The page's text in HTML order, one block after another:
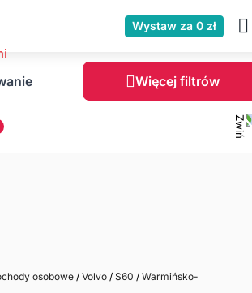
Wystaw za 0 zł
Więcej filtrów
osobowe/ Volvo / S60 / Warmińsko-